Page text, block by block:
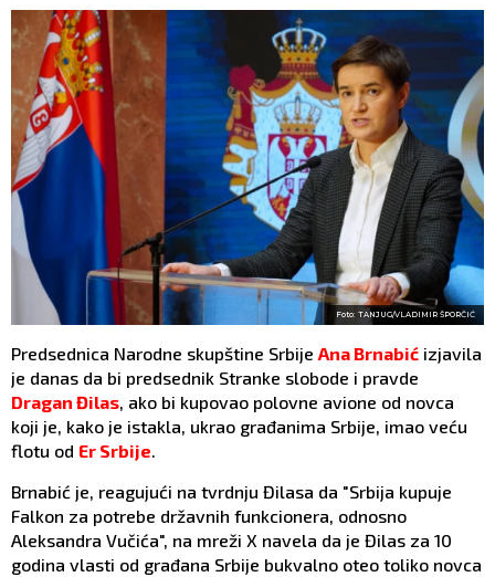
Foto: TANJUG/VLADIMIR ŠPORČIĆ
Predsednica Narodne skupštine Srbije Ana Brnabić izjavila
je danas da bi predsednik Stranke slobode i pravde
Dragan Đilas, ako bi kupovao polovne avione od novca
koji je, kako je istakla, ukrao građanima Srbije, imao veću
flotu od Er Srbije.
Brnabić je, reagujući na tvrdnju Đilasa da "Srbija kupuje
Falkon za potrebe državnih funkcionera, odnosno
Aleksandra Vučića", na mreži X navela da je Đilas za 10
godina vlasti od građana Srbije bukvalno oteo toliko novca